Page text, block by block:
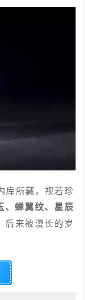
库所藏，视若珍
、蝉翼纹、星辰
后来被漫长的岁